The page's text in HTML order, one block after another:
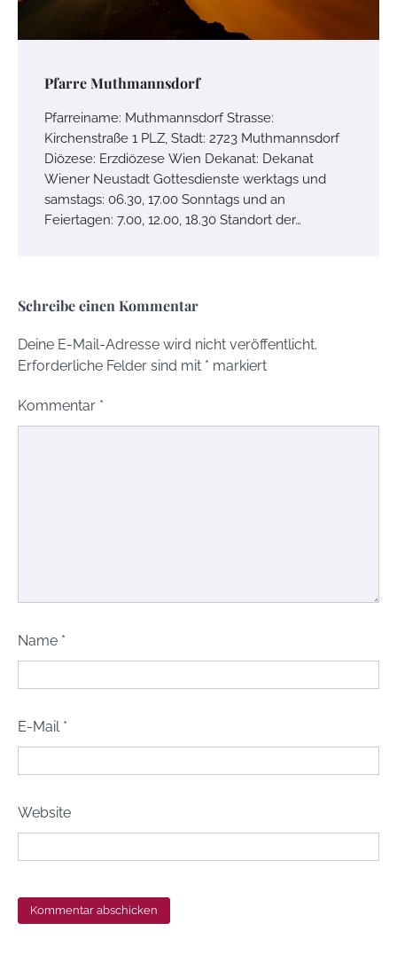
Pfarre Muthmannsdorf
Pfarreiname: Muthmannsdorf Strasse:
Kirchenstraße 1 PLZ, Stadt: 2723 Muthmannsdorf
Diözese: Erzdiözese Wien Dekanat: Dekanat
Wiener Neustadt Gottesdienste werktags und
samstags: 06.30, 17.00 Sonntags und an
Feiertagen: 7.00, 12.00, 18.30 Standort der…
Schreibe einen Kommentar
Deine E-Mail-Adresse wird nicht veröffentlicht.
Erforderliche Felder sind mit * markiert
Kommentar *
Name *
E-Mail *
Website